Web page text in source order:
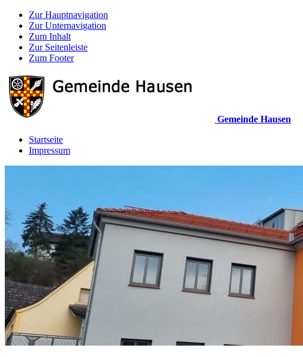
Zur Hauptnavigation
Zur Unternavigation
Zum Inhalt
Zur Seitenleiste
Zum Footer
Gemeinde Hausen
Startseite
Impressum